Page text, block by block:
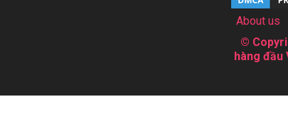
About us
©
hàng đầu